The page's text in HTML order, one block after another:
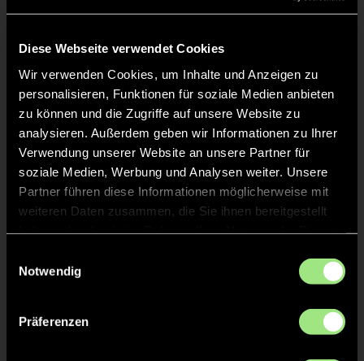
Diese Webseite verwendet Cookies
Wir verwenden Cookies, um Inhalte und Anzeigen zu
personalisieren, Funktionen für soziale Medien anbieten
zu können und die Zugriffe auf unsere Website zu
analysieren. Außerdem geben wir Informationen zu Ihrer
Verwendung unserer Website an unsere Partner für
soziale Medien, Werbung und Analysen weiter. Unsere
Partner führen diese Informationen möglicherweise mit
weiteren Daten zusammen, die Sie ihnen bereitgestellt
Notwendig
Präferenzen
Felix LÜCKE
Nicole NEUHAUS
TW = Torwart & ETW = Ersatztorwart, K = Kapitän
Thore Maximilian M.,